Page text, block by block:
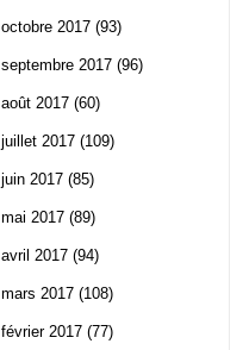
octobre 2017 (93)
septembre 2017 (96)
août 2017 (60)
juillet 2017 (109)
juin 2017 (85)
mai 2017 (89)
avril 2017 (94)
mars 2017 (108)
février 2017 (77)